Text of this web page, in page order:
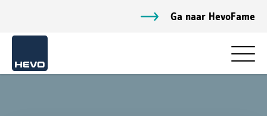
Ga naar HevoFame